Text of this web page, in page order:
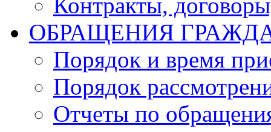
ОБРАЩЕНИЯ
Порядок и время
Порядок
Отчеты по